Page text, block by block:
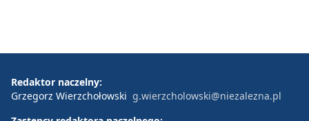
Redaktor naczelny:
Grzegorz Wierzchołowski g.wierzcholowski@niezalezna.pl